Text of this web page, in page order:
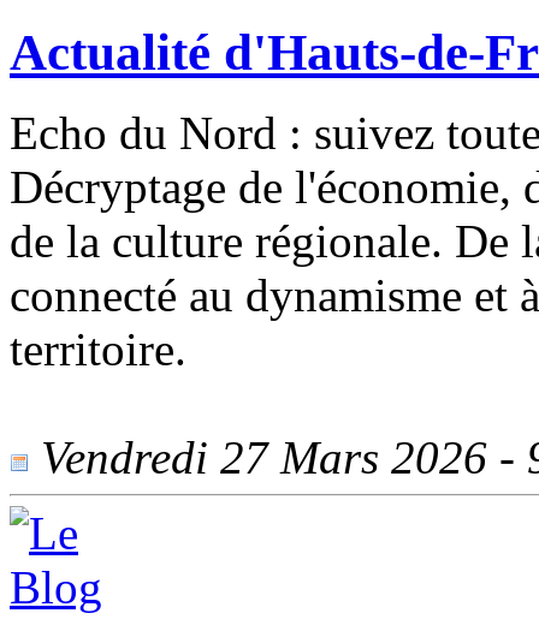
Actualité d'Hauts-de-
Echo du Nord : suivez
Décryptage de l'économie,
de la culture régionale. De
connecté au dynamisme et
territoire.
Vendredi 27 Mars 2026 -